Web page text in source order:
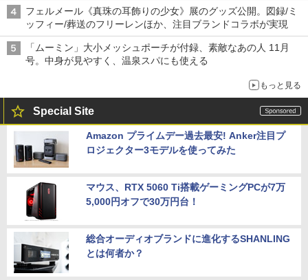
フェルメール《真珠の耳飾りの少女》展のグッズ公開。図録/ミ
ッフィー/葬送のフリーレンほか、注目ブランドコラボが実現
「ムーミン」大小メッシュポーチが付録、素敵なあの人 11月
号。中身が見やすく、温泉スパにも使える
もっと見る
Special Site
Amazon プライムデー過去最安! Anker注目プ
ロジェクター3モデルを使ってみた
マウス、RTX 5060 Ti搭載ゲーミングPCが7万
5,000円オフで30万円台！
総合オーディオブランドに進化するSHANLING
とは何者か？